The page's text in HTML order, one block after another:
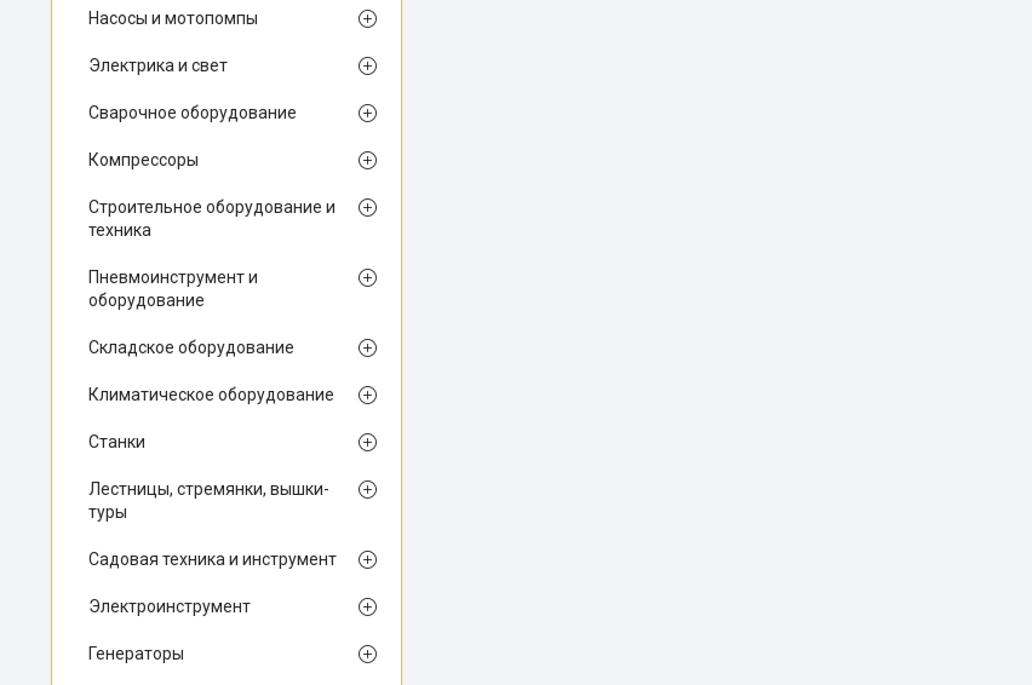
Насосы и мотопомпы
Электрика и свет
Сварочное оборудование
Компрессоры
Строительное оборудование и
техника
Пневмоинструмент и
оборудование
Складское оборудование
Климатическое оборудование
Станки
Лестницы, стремянки, вышки-
туры
Садовая техника и инструмент
Электроинструмент
Генераторы